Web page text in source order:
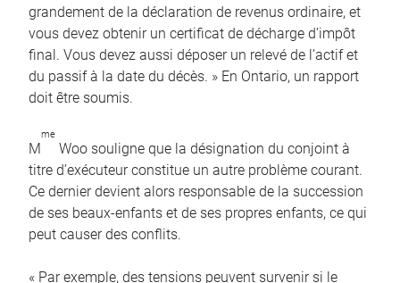
grandement de la déclaration de revenus ordinaire, et
vous devez obtenir un certificat de décharge d’impôt
final. Vous devez aussi déposer un relevé de l’actif et
du passif à la date du décès. » En Ontario, un rapport
doit être soumis.
M
me
Woo souligne que la désignation du conjoint à
titre d’exécuteur constitue un autre problème courant.
Ce dernier devient alors responsable de la succession
de ses beaux-enfants et de ses propres enfants, ce qui
peut causer des conflits.
« Par exemple, des tensions peuvent survenir si le